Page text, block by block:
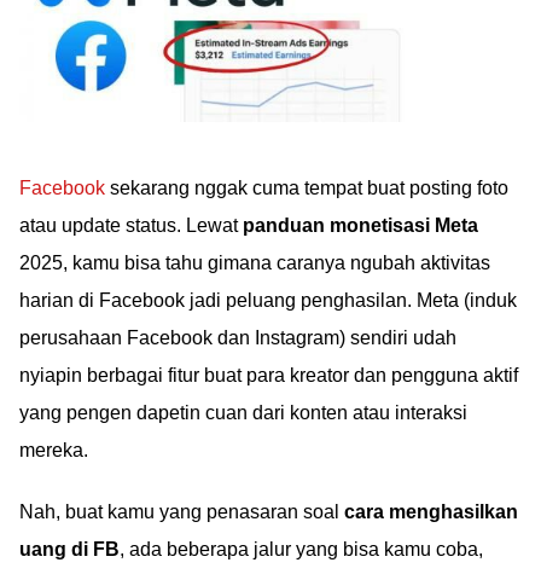
Facebook sekarang nggak cuma tempat buat posting foto
atau update status. Lewat panduan monetisasi Meta
2025, kamu bisa tahu gimana caranya ngubah aktivitas
harian di Facebook jadi peluang penghasilan. Meta (induk
perusahaan Facebook dan Instagram) sendiri udah
nyiapin berbagai fitur buat para kreator dan pengguna aktif
yang pengen dapetin cuan dari konten atau interaksi
mereka.
Nah, buat kamu yang penasaran soal cara menghasilkan
uang di FB, ada beberapa jalur yang bisa kamu coba,